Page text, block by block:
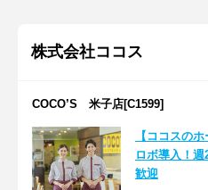
株式会社ココス
COCO’S 米子店[C1599]
【ココスの
ロボ導入！
歓迎